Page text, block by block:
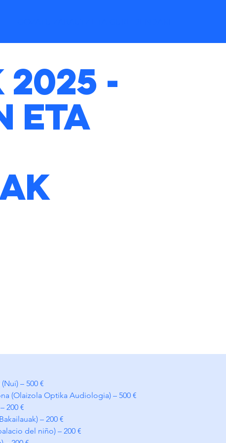
-
eta
– 500 €
(Olaizola Optika Audiologia) – 500 €
200 €
– 200 €
del niño) – 200 €